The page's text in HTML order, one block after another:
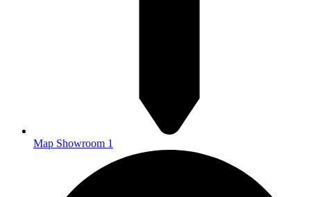
Map Showroom 1